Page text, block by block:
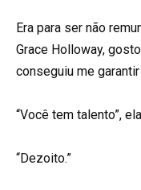
Era para ser não
Grace Holloway,
conseguiu me
“Você tem talento”,
“Dezoito.”